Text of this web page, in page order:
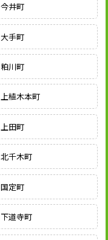
今井町
大手町
粕川町
上植木本町
上田町
北千木町
国定町
下道寺町